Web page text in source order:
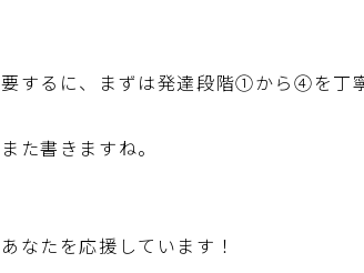
要するに、まずは発達段階①から④を丁
また書きますね。
あなたを応援しています！